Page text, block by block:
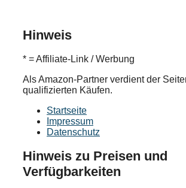
Hinweis
* = Affiliate-Link / Werbung
Als Amazon-Partner verdient der
qualifizierten Käufen.
Startseite
Impressum
Datenschutz
Hinweis zu Preisen und
Verfügbarkeiten